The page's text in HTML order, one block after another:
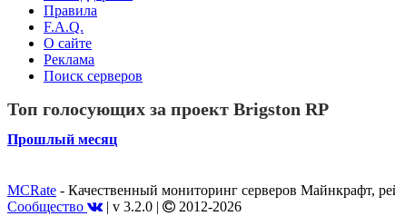
Правила
F.A.Q.
О сайте
Реклама
Поиск серверов
Топ голосующих за проект Brigston RP
Прошлый месяц
MCRate - Качественный мониторинг серверов Майнкрафт,
Сообщество
| v 3.2.0 | 2012-2026